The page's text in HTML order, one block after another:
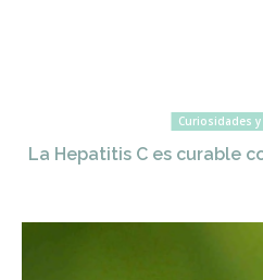
Curiosidades
La Hepatitis C es curable